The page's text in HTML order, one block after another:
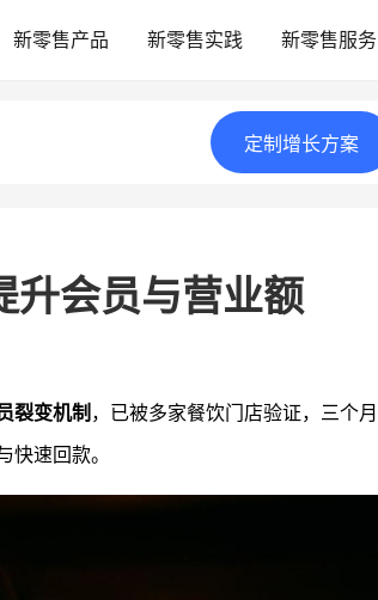
新零售产品 新零售实践 新零售服务
定制 增长方案
升会员与营业额
裂变机制 ，已被多家餐饮门店验证，三个月
快速回款。